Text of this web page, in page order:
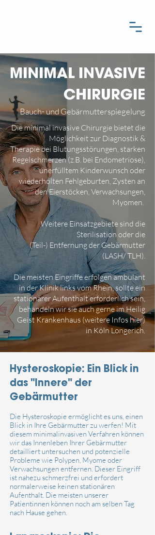
MINIMAL INVASIVE
CHIRURGIE
Bauch- und Gebärmutterspiegelung
Die minimal invasive Chirurgie bietet die
Möglichkeit zur Diagnostik &
Therapiebei Blutungsstörungen, starken
Regelschmerzen (z.B. bei Endometriose),
unerfülltem Kinderwunsch oder
wiederholten Fehlgeburten, Zysten an
den Eierstöcken, Verwachsungen,
Myomen.
Weitere Einsatzgebiete sind die
Sterilisation oder die
(Teil-) Entfernung der Gebärmutter
(LASH/ TLH).
Die meisten Eingriffe erfolgen ambulant
in der Klinik links vom Rhein, sollte ein
stationärer Aufenthalt erforderlich sein,
behandeln wir sie auch gerne imHeilig
Geist Krankenhaus (weitere Infos hier)
in Köln Longerich.
Hysteroskopie: Ein Blick in
das "Innere" der
Gebärmutter
Die Hysteroskopie ermöglicht es uns, einen
Blick in Ihre Gebärmutter zu werfen! Mit
diesem minimalinvasiven Verfahren können
wir das Innenleben Ihrer Gebärmutter
detailliert untersuchen und potenzielle
Probleme wie Polypen, Myome oder
Verwachsungen entfernen. Dieser Eingriff
ist nahezu schmerzfrei und erfordert
normalerweise keinen stationären
Aufenthalt. Die meisten unserer
Patientinnen können noch am selben Tag
nach Hause gehen.